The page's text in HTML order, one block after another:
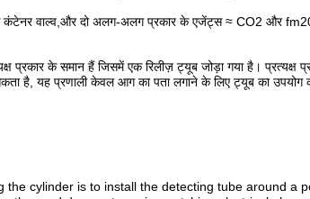
वाल्व,और दो अलग-अलग प्रकार के एजेंट्स ≈ CO2 और
प्रकार के समान हैं जिसमें एक रिलीज़ ट्यूब जोड़ा गया है। प्रत्यक्ष
है, यह प्रणाली केवल आग का पता लगाने के लिए ट्यूब का
the cylinder is to install the detecting tube around a